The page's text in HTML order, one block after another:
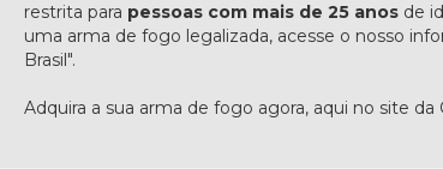
restrita para pessoas com mais de 25 anosde
uma arma de fogo legalizada, acesse o nosso
Brasil".
Adquira a sua arma de fogo agora, aqui no site